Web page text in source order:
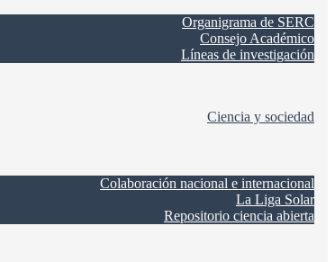
Organigrama de SERC
Consejo Académico
Líneas de investigación
Ciencia y sociedad
Colaboración nacional e internacional
La Liga Solar
Repositorio ciencia abierta